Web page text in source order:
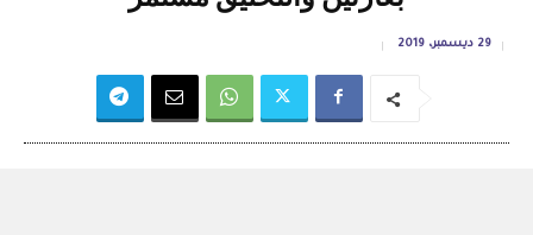
29 ديسمبر، 2019